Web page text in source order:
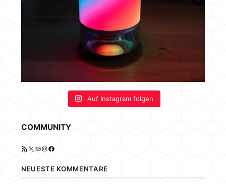
Auf Instagram folgen
COMMUNITY
RSS-Feed
X E-MailInstagram
Facebook
NEUESTE KOMMENTARE